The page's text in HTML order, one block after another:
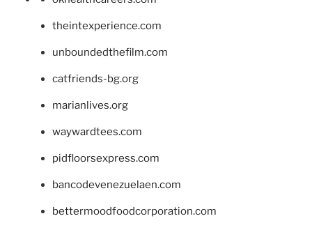
theintexperience.com
unboundedthefilm.com
catfriends-bg.org
marianlives.org
waywardtees.com
pidfloorsexpress.com
bancodevenezuelaen.com
bettermoodfoodcorporation.com